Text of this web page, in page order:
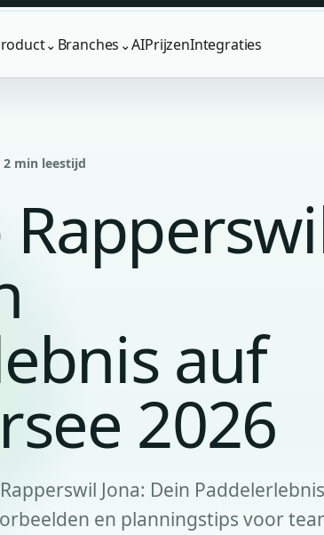
⌄ Branches ⌄AIPrijzenIntegraties
2 min leestijd
auf
2026
Jona: Dein
en planningstips voor